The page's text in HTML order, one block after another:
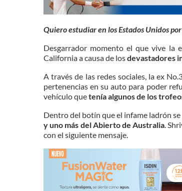
Quiero estudiar en los Estados Unidos
Desgarrador momento el que vive la
California a causa de losdevastadores
A través de las redes sociales, la ex
pertenencias en su auto para poder
vehículo quetenía algunos de los
Dentro del botín que el infame ladrón
y uno más del Abierto de Australia .
con el siguiente mensaje.